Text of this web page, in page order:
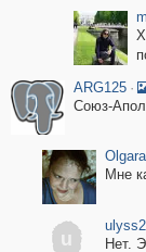
ARG125 ·
Союз-
Olgara
Мне
u
Нет.